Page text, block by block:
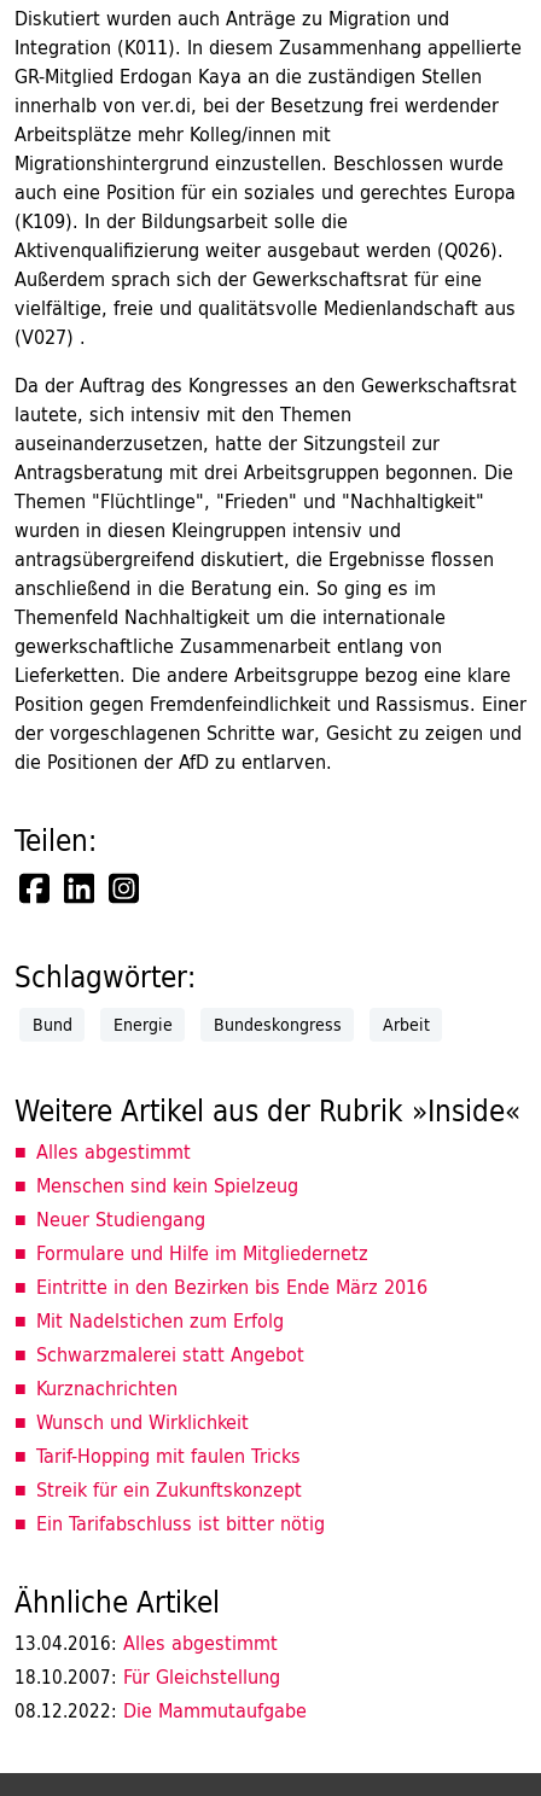
Diskutiert wurden auch Anträge zu Migration und
Integration (K011). In diesem Zusammenhang appellierte
GR-Mitglied Erdogan Kaya an die zuständigen Stellen
innerhalb von ver.di, bei der Besetzung frei werdender
Arbeitsplätze mehr Kolleg/innen mit
Migrationshintergrund einzustellen. Beschlossen wurde
auch eine Position für ein soziales und gerechtes Europa
(K109). In der Bildungsarbeit solle die
Aktivenqualifizierung weiter ausgebaut werden (Q026).
Außerdem sprach sich der Gewerkschaftsrat für eine
vielfältige, freie und qualitätsvolle Medienlandschaft aus
(V027) .
Da der Auftrag des Kongresses an den Gewerkschaftsrat
lautete, sich intensiv mit den Themen
auseinanderzusetzen, hatte der Sitzungsteil zur
Antragsberatung mit drei Arbeitsgruppen begonnen. Die
Themen "Flüchtlinge", "Frieden" und "Nachhaltigkeit"
wurden in diesen Kleingruppen intensiv und
antragsübergreifend diskutiert, die Ergebnisse flossen
anschließend in die Beratung ein. So ging es im
Themenfeld Nachhaltigkeit um die internationale
gewerkschaftliche Zusammenarbeit entlang von
Lieferketten. Die andere Arbeitsgruppe bezog eine klare
Position gegen Fremdenfeindlichkeit und Rassismus. Einer
der vorgeschlagenen Schritte war, Gesicht zu zeigen und
die Positionen der AfD zu entlarven.
Teilen:
Schlagwörter:
Bund Energie Bundeskongress Arbeit
Weitere Artikel aus der Rubrik »Inside«
Alles abgestimmt
Menschen sind kein Spielzeug
Neuer Studiengang
Formulare und Hilfe im Mitgliedernetz
Eintritte in den Bezirken bis Ende März 2016
Mit Nadelstichen zum Erfolg
Schwarzmalerei statt Angebot
Kurznachrichten
Wunsch und Wirklichkeit
Tarif-Hopping mit faulen Tricks
Streik für ein Zukunftskonzept
Ein Tarifabschluss ist bitter nötig
Ähnliche Artikel
13.04.2016: Alles abgestimmt
18.10.2007: Für Gleichstellung
08.12.2022: Die Mammutaufgabe